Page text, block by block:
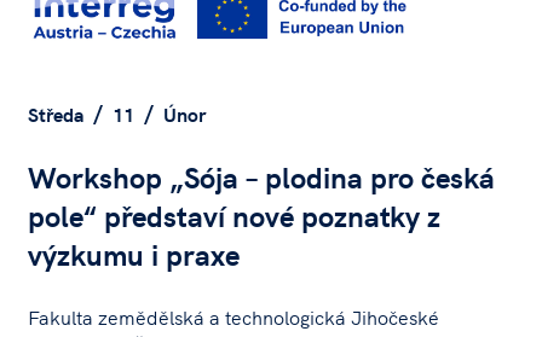
Středa 11 Únor
Workshop „Sója – plodina pro česká
pole“ představí nové poznatky z
výzkumu i praxe
Fakulta zemědělská a technologická Jihočeské